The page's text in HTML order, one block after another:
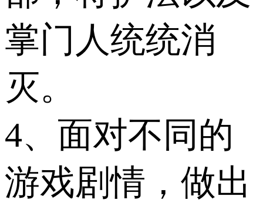
掌门人统统消
灭。
4、面对不同的
游戏剧情，做出